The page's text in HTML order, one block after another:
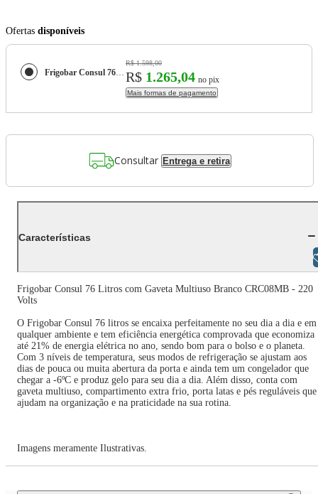
Ofertas disponíveis
Frigobar Consul 76 Litros com Gaveta Multiuso Branco CRC08MB - 220 Volts
R$ 1.598,00
R$ 1.265,04 no pix
Mais formas de pagamento
Consultar Entrega e retira
Características
Frigobar Consul 76 Litros com Gaveta Multiuso Branco CRC08MB - 220
Volts
O Frigobar Consul 76 litros se encaixa perfeitamente no seu dia a dia e em
qualquer ambiente e tem eficiência energética comprovada que economiza
até 21% de energia elétrica no ano, sendo bom para o bolso e o planeta.
Com 3 níveis de temperatura, seus modos de refrigeração se ajustam aos
dias de pouca ou muita abertura da porta e ainda tem um congelador que
chegar a -6ºC e produz gelo para seu dia a dia. Além disso, conta com
gaveta multiuso, compartimento extra frio, porta latas e pés reguláveis que
ajudam na organização e na praticidade na sua rotina.
Imagens meramente Ilustrativas.